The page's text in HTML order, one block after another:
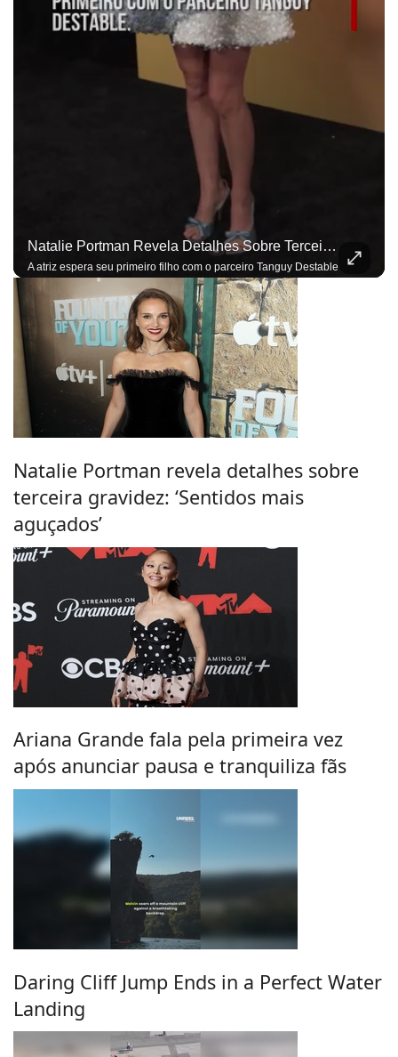
Natalie Portman Revela Detalhes Sobre Terceira Gravidez: ‘Sentidos Mais Aguçados’
A atriz espera seu primeiro filho com o parceiro Tanguy Destable
Natalie Portman revela detalhes sobre
terceira gravidez: ‘Sentidos mais
aguçados’
Ariana Grande fala pela primeira vez
após anunciar pausa e tranquiliza fãs
Daring Cliff Jump Ends in a Perfect Water
Landing